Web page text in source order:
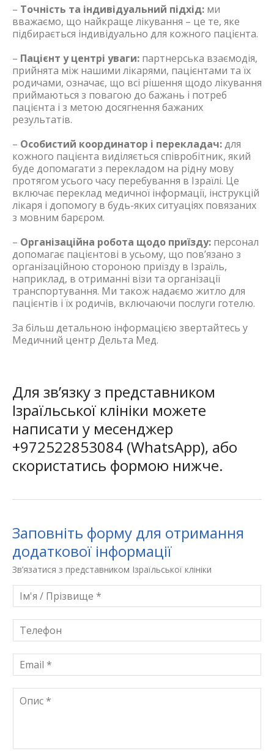
– Точність та індивідуальний підхід:ми
вважаємо, що найкраще лікування – це те, яке
підбирається індивідуально для кожного пацієнта.
– Пацієнт у центрі уваги:​​партнерська взаємодія,
прийнята між нашими лікарями, пацієнтами та їх
родичами, означає, що всі рішення щодо лікування
приймаються з повагою до бажань і потреб
пацієнта і з метою досягнення бажаних
результатів.
– Особистий координатор і перекладач:для
кожного пацієнта виділяється співробітник, який
буде допомагати з перекладом на рідну мову
протягом усього часу перебування в Ізраїлі. Це
включає переклад медичної інформації, інструкцій
лікаря і допомогу в будь-яких ситуаціях повязаних
з мовним барєром.
– Організаційна робота щодо приїзду:персонал
допомагає пацієнтові в усьому, що пов’язано з
організаційною стороною приїзду в Ізраїль,
наприклад, в отриманні візи та організації
транспортування. Ми також надаємо житло для
пацієнтів і їх родичів, включаючи послуги готелю.
За більш детальною інформацією звертайтесь у
Медичний центр Дельта Мед.
Для зв’язку з представником
Ізраїльської клініки можете
написати у месенджер
+972522853084 (WhatsApp), або
скористатись формою нижче.
Заповніть форму для отримання
додаткової інформації
Зв’язатися з представником Ізраїльської клініки